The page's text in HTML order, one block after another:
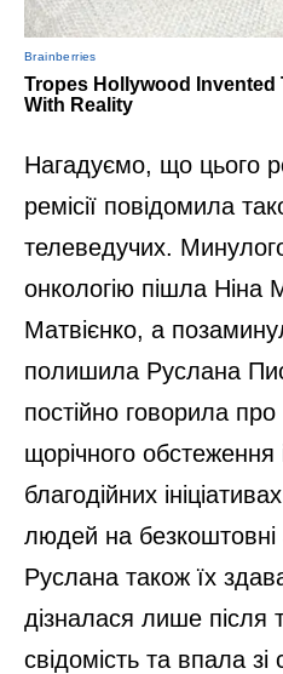
Нагадуємо, що цього
ремісії повідомила
телеведучих.
онкологію пішла Ніна
Матвієнко, а
полишила Руслана
постійно говорила про
щорічного обстеження
благодійних
людей на
Руслана також їх
дізналася лише після
свідомість та впала зі